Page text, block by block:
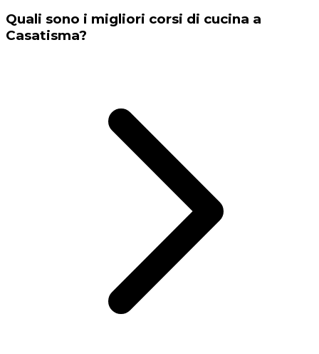
Quali sono i migliori corsi di cucina a
Casatisma?